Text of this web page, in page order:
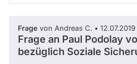
Frage von Andreas C. • 12.07.2019
Frage an Paul Podolay
bezüglich Soziale